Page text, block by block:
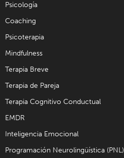
Psicología
Coaching
Psicoterapia
Mindfulness
Terapia Breve
Terapia de Pareja
Terapia Cognitivo Conductual
EMDR
Inteligencia Emocional
Programación Neurolingüística (PNL)